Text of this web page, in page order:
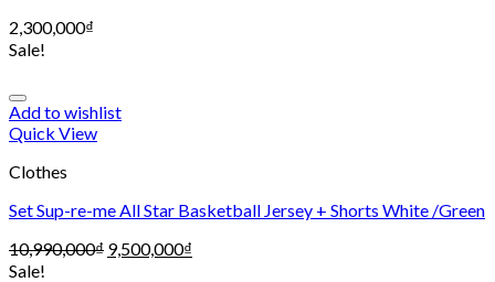
2,300,000₫
Sale!
Add to wishlist
Quick View
Clothes
Set Sup-re-me All Star Basketball Jersey + Shorts White /Green
10,990,000₫ 9,500,000₫
Sale!